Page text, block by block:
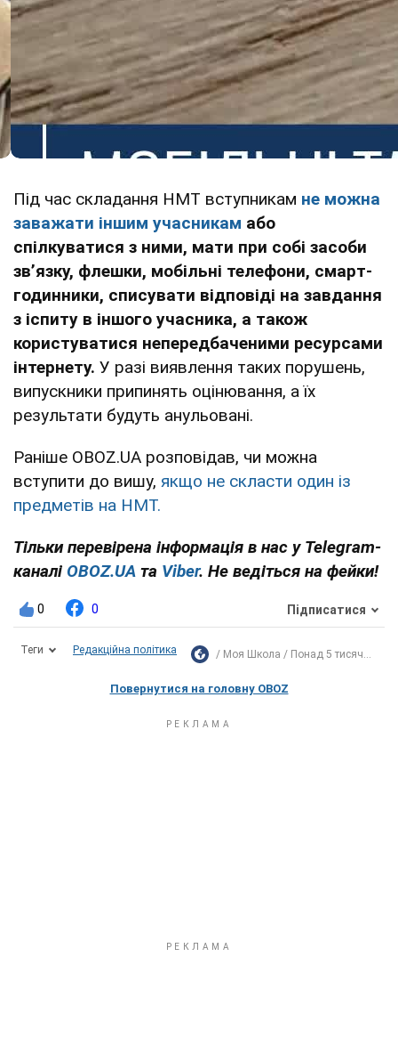
Під час складання НМТ вступникам не можна
заважати іншим учасникам або
спілкуватися з ними, мати при собі засоби
звʼязку, флешки, мобільні телефони, смарт-
годинники, списувати відповіді на завдання
з іспиту в іншого учасника, а також
користуватися непередбаченими ресурсами
інтернету. У разі виявлення таких порушень,
випускники припинять оцінювання, а їх
результати будуть анульовані.
Раніше OBOZ.UA розповідав, чи можна
вступити до вишу, якщо не скласти один із
предметів на НМТ.
Тільки перевірена інформація в нас у Telegram-
каналі OBOZ.UA та Viber. Не ведіться на фейки!
0 0 Підписатися
Теги Редакційна політика Моя Школа Понад 5 тисяч...
Повернутися на головну OBOZ